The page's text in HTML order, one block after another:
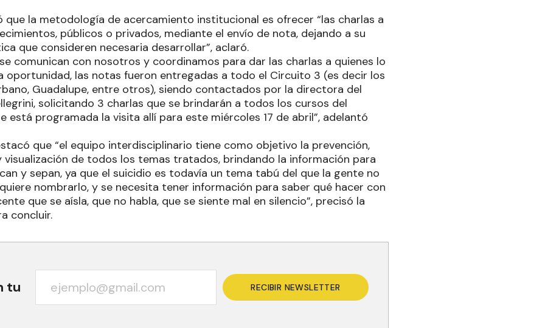
que la metodología de acercamiento institucional es ofrecer “las charlas a
públicos o privados, mediante el envío de nota, dejando a su
que consideren necesaria desarrollar”, aclaró.
comunican con nosotros y coordinamos para dar las charlas a quienes lo
oportunidad, las notas fueron entregadas a todo el Circuito 3 (es decir los
Guadalupe, entre otros), siendo contactados por la directora del
solicitando 3 charlas que se brindarán a todos los cursos del
está programada la visita allí para este miércoles 17 de abril”, adelantó
que “el equipo interdisciplinario tiene como objetivo la prevención,
de todos los temas tratados, brindando la información para
y sepan, ya que el suicidio es todavía un tema tabú del que la gente no
nombrarlo, y se necesita tener información para saber qué hacer con
que se aísla, que no habla, que se siente mal en silencio”, precisó la
concluir.
tu RECIBIR NEWSLETTER